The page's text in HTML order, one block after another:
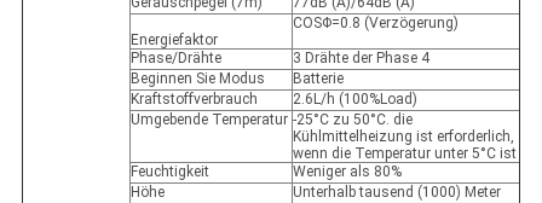
Energiefaktor
COSΦ=0.8 (Verzögerung)
Phase/Drähte
3 Drähte der Phase 4
Beginnen Sie Modus
Batterie
Kraftstoffverbrauch
2.6L/h (100%Load)
Umgebende Temperatur -25°C zu 50°C. die
Kühlmittelheizung ist erforderlich,
wenn die Temperatur unter 5°C ist
Feuchtigkeit
Weniger als 80%
Höhe
Unterhalb tausend (1000) Meter